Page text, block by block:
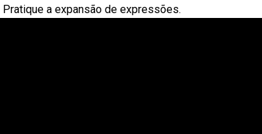
Pratique a expansão de expressões.